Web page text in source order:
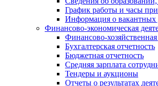
График работы и часы
Информация о вакантных
Финансово-экономическая
Финансово-хозяйственная
Бухгалтерская отчетность
Бюджетная отчетность
Средняя зарплата
Тендеры и аукционы
Отчеты о результатах